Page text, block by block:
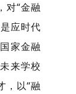
对“金融
应时代
家金融
来学校
，以“融